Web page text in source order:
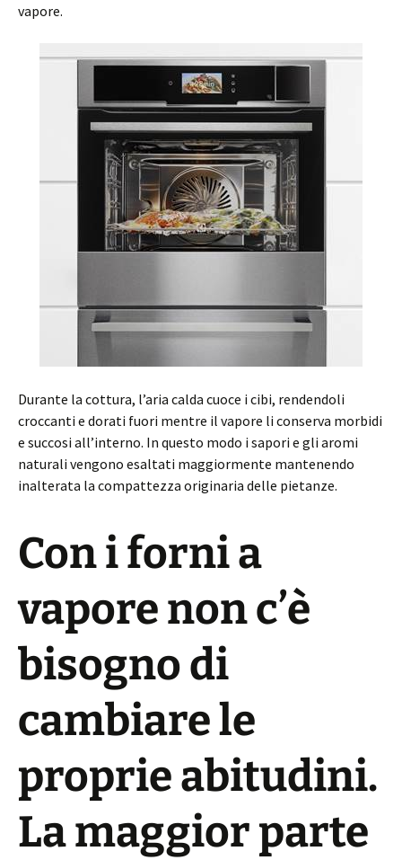
vapore.
Durante la cottura, l’aria calda cuoce i cibi, rendendoli
croccanti e dorati fuori mentre il vapore li conserva morbidi
e succosi all’interno. In questo modo i sapori e gli aromi
naturali vengono esaltati maggiormente mantenendo
inalterata la compattezza originaria delle pietanze.
Con i forni a
vapore non c’è
bisogno di
cambiare le
proprie abitudini.
La maggior parte